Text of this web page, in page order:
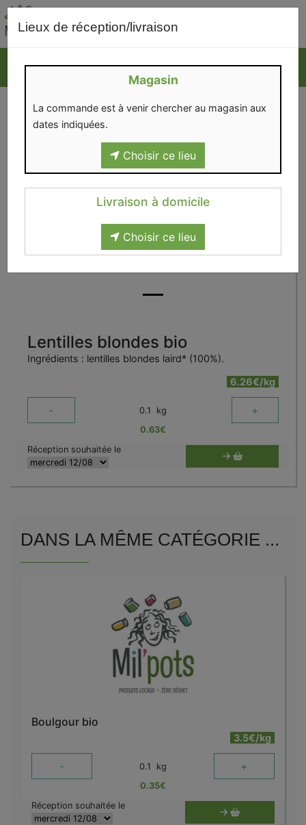
Lieux de réception/livraison
Magasin
La commande est à venir chercher au magasin aux
dates indiquées.
Choisir ce lieu
Livraison à domicile
Choisir ce lieu
Lentilles blondes bio
Ingrédients : lentilles blondes laird* (100%).
6.26€/kg
- 0.1 kg +
0.63€
Réception souhaitée le
DANS LA MÊME CATÉGORIE ...
Boulgour bio
3.5€/kg
- 0.1 kg +
0.35€
Réception souhaitée le